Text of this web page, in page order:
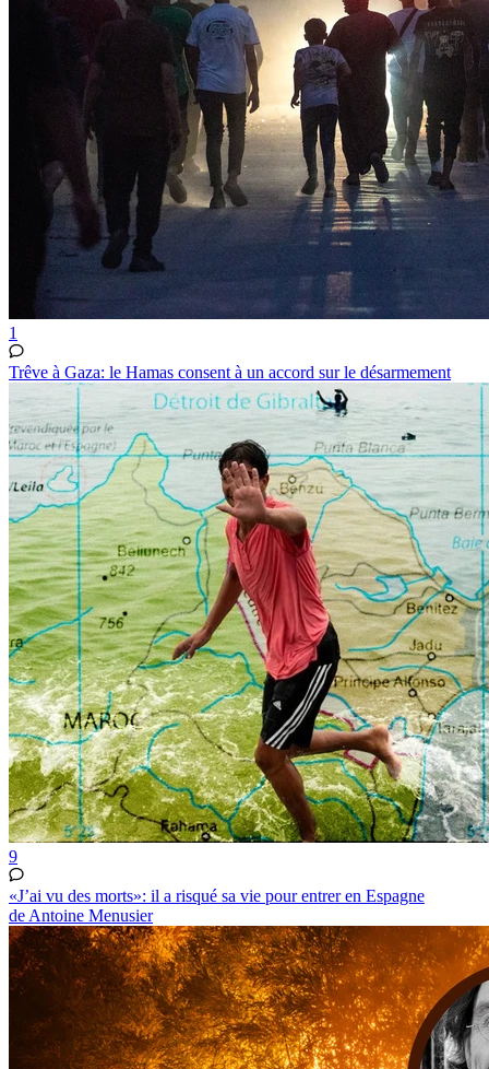
1
Trêve à Gaza: le Hamas consent à un accord sur le désarmement
9
«J’ai vu des morts»: il a risqué sa vie pour entrer en Espagne
de Antoine Menusier